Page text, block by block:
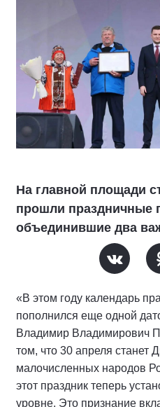
На главной площади
прошли праздничные
объединившие два
«В этом году календарь
пополнился еще одной
Владимир Владимирович
том, что 30 апреля станет
малочисленных народов
этот праздник теперь
уровне. Это признание